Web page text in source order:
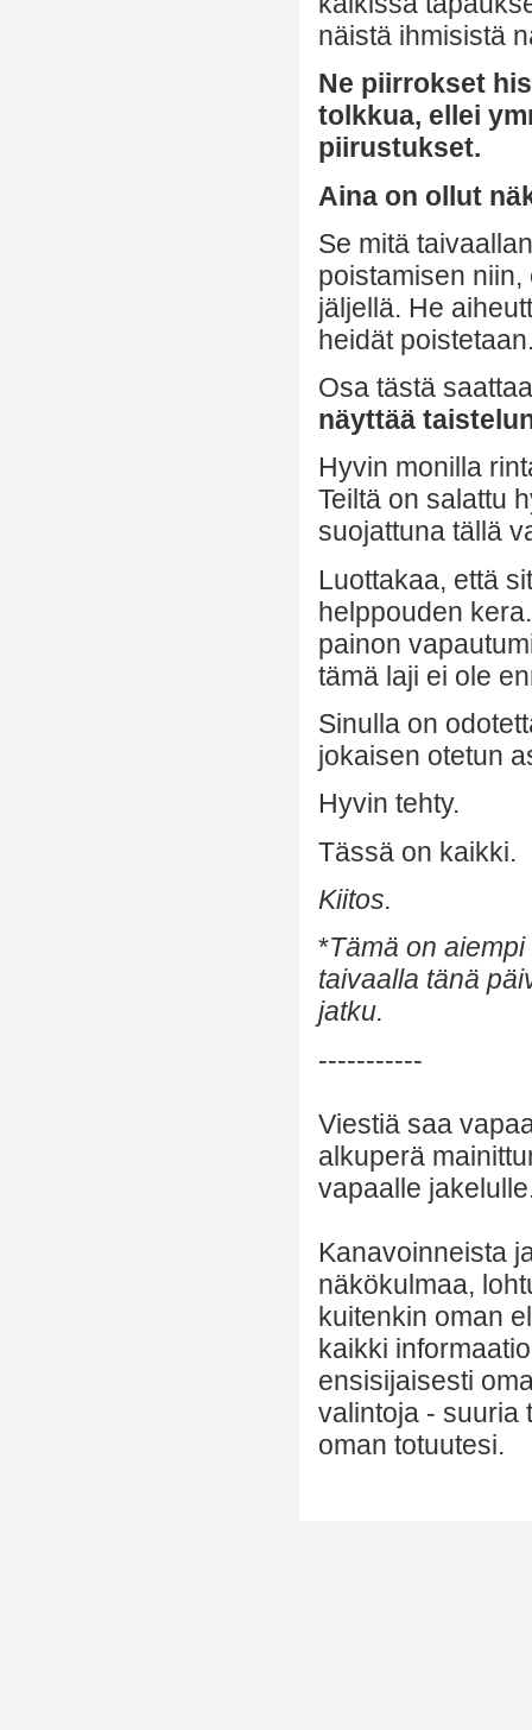
näistä ihmisistä
Ne piirrokset
tolkkua, ellei
piirustukset.
Aina on ollut
Se mitä
poistamisen
jäljellä. He
heidät
Osa tästä
näyttää
Hyvin monilla
Teiltä on salattu
suojattuna tällä
Luottakaa, että
helppouden
painon
tämä laji ei ole
Sinulla on
jokaisen otetun
Hyvin tehty.
Tässä on kaikki.
Kiitos.
*Tämä on
taivaalla tänä
jatku.
-----------
Viestiä saa
alkuperä
vapaalle
Kanavoinneista
näkökulmaa,
kuitenkin oman
kaikki
ensisijaisesti
valintoja - suuria
oman totuutesi.